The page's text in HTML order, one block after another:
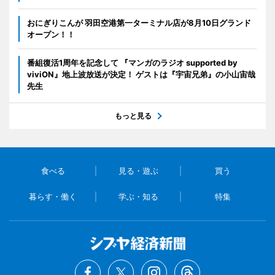
おにぎりこんが 羽田空港第一ターミナル店が8月10日グランド
オープン！！
番組復活1周年を記念して 『マンガのラジオ supported by
viviON』地上波放送が決定！ ゲストは『宇宙兄弟』の小山宙哉
先生
もっと見る
食べる 見る・遊ぶ 買う
暮らす・働く 学ぶ・知る 特集